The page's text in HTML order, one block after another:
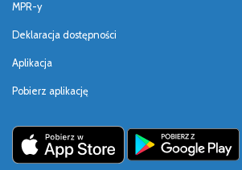
MPR-y
Deklaracja dostępności
Aplikacja
Pobierz aplikację